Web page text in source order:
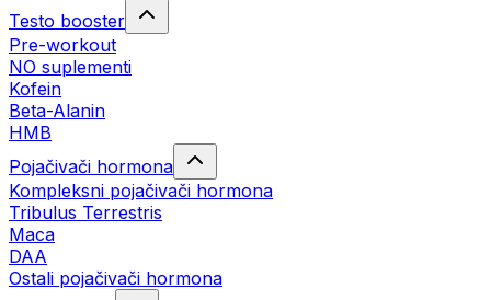
Testo booster
Pre-workout
NO suplementi
Kofein
Beta-Alanin
HMB
Pojačivači hormona
Kompleksni pojačivači hormona
Tribulus Terrestris
Maca
DAA
Ostali pojačivači hormona